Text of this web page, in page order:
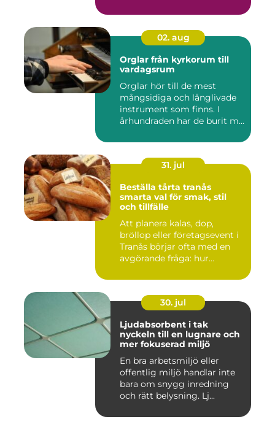
02. aug
Orglar från kyrkorum till
vardagsrum
Orglar hör till de mest
mångsidiga och långlivade
instrument som finns. I
århundraden har de burit m...
31. jul
Beställa tårta tranås
smarta val för smak, stil
och tillfälle
Att planera kalas, dop,
bröllop eller företagsevent i
Tranås börjar ofta med en
avgörande fråga: hur...
30. jul
Ljudabsorbent i tak
nyckeln till en lugnare och
mer fokuserad miljö
En bra arbetsmiljö eller
offentlig miljö handlar inte
bara om snygg inredning
och rätt belysning. Lj...